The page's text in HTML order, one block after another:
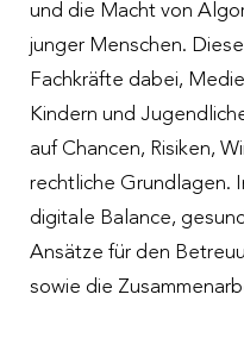
und die Macht von
junger Menschen.
Fachkräfte dabei,
Kindern und
auf Chancen, Risiken,
rechtliche Grundlagen.
digitale Balance,
Ansätze für den
sowie die